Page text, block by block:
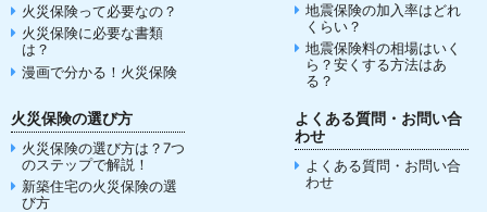
火災保険って必要なの？
火災保険に必要な書類
は？
漫画で分かる！火災保険
地震保険の加入率はどれ
くらい？
地震保険料の相場はいく
ら？安くする方法はあ
る？
火災保険の選び方
火災保険の選び方は？7つ
のステップで解説！
新築住宅の火災保険の選
び方
よくある質問・お問い合
わせ
よくある質問・お問い合
わせ